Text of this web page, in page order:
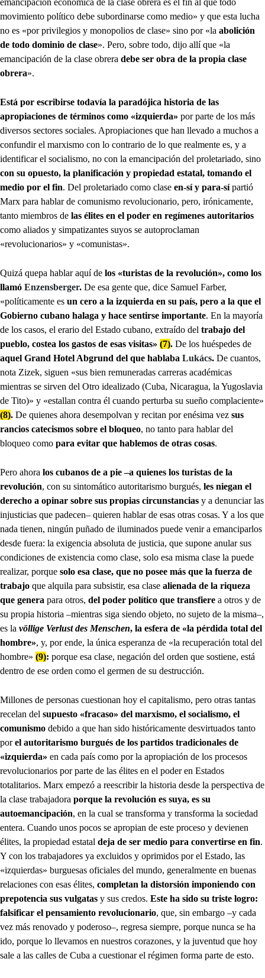
emancipación económica de la clase obrera es el fin al que todo
movimiento político debe subordinarse como medio» y que esta lucha
no es «por privilegios y monopolios de clase» sino por «la abolición
de todo dominio de clase». Pero, sobre todo, dijo allí que «la
emancipación de la clase obrera debe ser obra de la propia clase
obrera».
Está por escribirse todavía la paradójica historia de las
apropiaciones de términos como «izquierda» por parte de los más
diversos sectores sociales. Apropiaciones que han llevado a muchos a
confundir el marxismo con lo contrario de lo que realmente es, y a
identificar el socialismo, no con la emancipación del proletariado, sino
con su opuesto, la planificación y propiedad estatal, tomando el
medio por el fin. Del proletariado como clase en-sí y para-sípartió
Marx para hablar de comunismo revolucionario, pero, irónicamente,
tanto miembros de las élites en el poder en regímenes autoritarios
como aliados y simpatizantes suyos se autoproclaman
«revolucionarios» y «comunistas».
Quizá quepa hablar aquí de los «turistas de la revolución», como los
llamó Enzensberger. De esa gente que, dice Samuel Farber,
«políticamente es un cero a la izquierda en su país, pero a la que el
Gobierno cubano halaga y hace sentirse importante. En la mayoría
de los casos, el erario del Estado cubano, extraído del trabajo del
pueblo, costea los gastos de esas visitas» (7). De los huéspedes de
aquel Grand Hotel Abgrund del que hablaba Lukács. De cuantos,
nota Zizek, siguen «sus bien remuneradas carreras académicas
mientras se sirven del Otro idealizado (Cuba, Nicaragua, la Yugoslavia
de Tito)» y «estallan contra él cuando perturba su sueño complaciente»
(8). De quienes ahora desempolvan y recitan por enésima vez sus
rancios catecismos sobre el bloqueo, no tanto para hablar del
bloqueo como para evitar que hablemos de otras cosas.
Pero ahora los cubanos de a pie –a quienes los turistas de la
revolución, con su sintomático autoritarismo burgués, les niegan el
derecho a opinar sobre sus propias circunstancias y a denunciar las
injusticias que padecen– quieren hablar de esas otras cosas. Y a los que
nada tienen, ningún puñado de iluminados puede venir a emanciparlos
desde fuera: la exigencia absoluta de justicia, que supone anular sus
condiciones de existencia como clase, solo esa misma clase la puede
realizar, porque solo esa clase, que no posee más que la fuerza de
trabajo que alquila para subsistir, esa clase alienada de la riqueza
que genera para otros, del poder político que transfiere a otros y de
su propia historia –mientras siga siendo objeto, no sujeto de la misma–,
es la völlige Verlust des Menschen, la esfera de «la pérdida total del
hombre», y, por ende, la única esperanza de «la recuperación total del
hombre» (9): porque esa clase, negación del orden que sostiene, está
dentro de ese orden como el germen de su destrucción.
Millones de personas cuestionan hoy el capitalismo, pero otras tantas
recelan del supuesto «fracaso» del marxismo, el socialismo, el
comunismo debido a que han sido históricamente desvirtuados tanto
porel autoritarismo burgués de los partidos tradicionales de
«izquierda» en cada país como por la apropiación de los procesos
revolucionarios por parte de las élites en el poder en Estados
totalitarios. Marx empezó a reescribir la historia desde la perspectiva de
la clase trabajadora porque la revolución es suya, es su
autoemancipación, en la cual se transforma y transforma la sociedad
entera. Cuando unos pocos se apropian de este proceso y devienen
élites, la propiedad estatal deja de ser medio para convertirse en fin.
Y con los trabajadores ya excluidos y oprimidos por el Estado, las
«izquierdas» burguesas oficiales del mundo, generalmente en buenas
relaciones con esas élites, completan la distorsión imponiendo con
prepotencia sus vulgatas y sus credos. Este ha sido su triste logro:
falsificar el pensamiento revolucionario, que, sin embargo –y cada
vez más renovado y poderoso–, regresa siempre, porque nunca se ha
ido, porque lo llevamos en nuestros corazones, y la juventud que hoy
sale a las calles de Cuba a cuestionar el régimen forma parte de esto.